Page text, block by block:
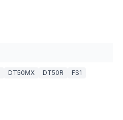
DT50MX DT50R
FS1